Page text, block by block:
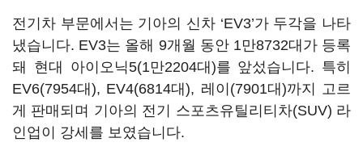
전기차 부문에서는 기아의 신차 ‘EV3’가 두각을 나타
냈습니다. EV3는 올해 9개월 동안 1만8732대가 등록
돼 현대 아이오닉5(1만2204대)를 앞섰습니다. 특히
EV6(7954대), EV4(6814대), 레이(7901대)까지 고르
게 판매되며 기아의 전기 스포츠유틸리티차(SUV) 라
인업이 강세를 보였습니다.